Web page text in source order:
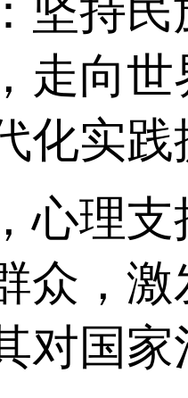
坚持
走向
化实
理支
众，
对国